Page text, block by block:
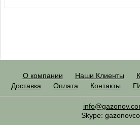
О компании Наши Клиенты
Доставка
Оплата Контакты
Skype: